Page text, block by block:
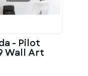
- Pilot
Wall Art